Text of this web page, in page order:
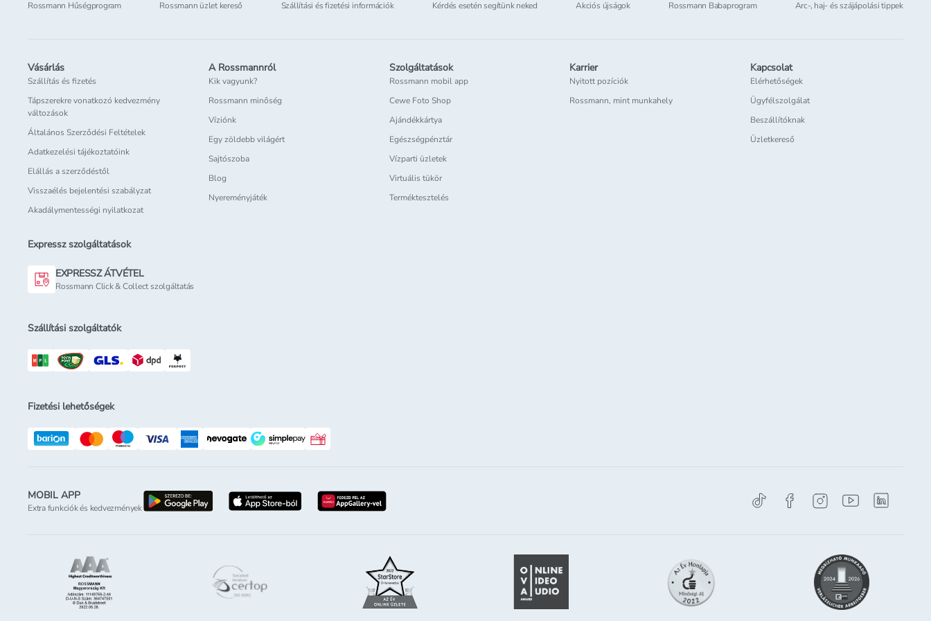
Rossmann Hűségprogram Rossmann üzlet kereső Szállítási és fizetési információk Kérdés esetén segítünk neked Akciós újságok Rossmann Babaprogram Arc-, haj- és szájápolási tippek
Vásárlás
Szállítás és fizetés
Tápszerekre vonatkozó kedvezmény
változások
Általános Szerződési Feltételek
Adatkezelési tájékoztatóink
Elállás a szerződéstől
Visszaélés bejelentési szabályzat
Akadálymentességi nyilatkozat
A Rossmannról
Kik vagyunk?
Rossmann minőség
Víziónk
Egy zöldebb világért
Sajtószoba
Blog
Nyereményjáték
Szolgáltatások
Rossmann mobil app
Cewe Foto Shop
Ajándékkártya
Egészségpénztár
Vízparti üzletek
Virtuális tükör
Terméktesztelés
Karrier
Nyitott pozíciók
Rossmann, mint munkahely
Kapcsolat
Elérhetőségek
Ügyfélszolgálat
Beszállítóknak
Üzletkereső
Expressz szolgáltatások
EXPRESSZ ÁTVÉTEL
Rossmann Click & Collect szolgáltatás
Szállítási szolgáltatók
Fizetési lehetőségek
Rossmann ajándékkártya
MOBIL APP
Extra funkciók és kedvezmények
letöltés a google-play-rölletöltés az app-store-bólletöltés huawei app-galery-böl